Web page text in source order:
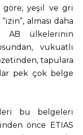
göre, yeşil ve gri
alması daha
AB ülkelerinin
vukuatlı
tapulara
pek çok belge
bu belgeleri
önce ETIAS